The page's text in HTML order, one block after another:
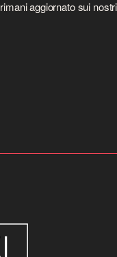
rimani aggiornato sui